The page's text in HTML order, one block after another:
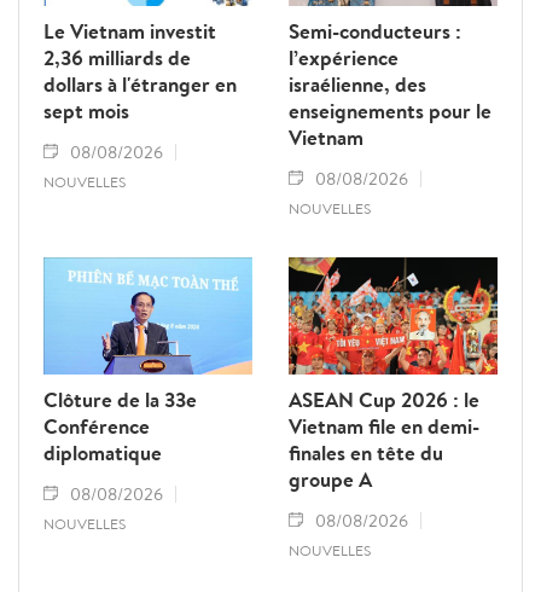
Le Vietnam investit
2,36 milliards de
dollars à l'étranger en
sept mois
08/08/2026
NOUVELLES
Semi-conducteurs :
l’expérience
israélienne, des
enseignements pour le
Vietnam
08/08/2026
NOUVELLES
Clôture de la 33e
Conférence
diplomatique
08/08/2026
NOUVELLES
ASEAN Cup 2026 : le
Vietnam file en demi-
finales en tête du
groupe A
08/08/2026
NOUVELLES